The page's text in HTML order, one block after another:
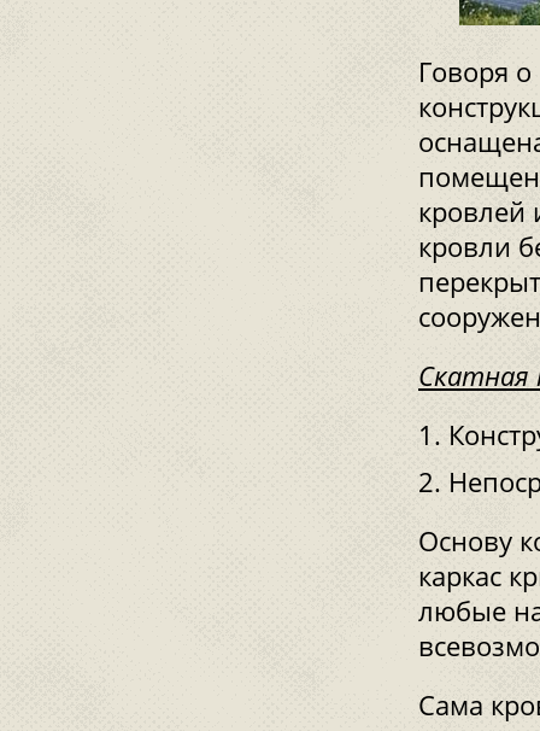
Говоря
кровлей
кровли
Скатная
Основу
каркас
любые
Сама